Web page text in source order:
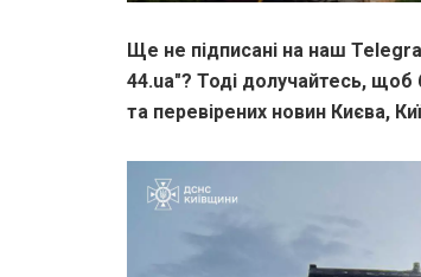
Ще не підписані на наш
44.ua"? Тоді долучайтесь, щоб
та перевірених новин Києва,